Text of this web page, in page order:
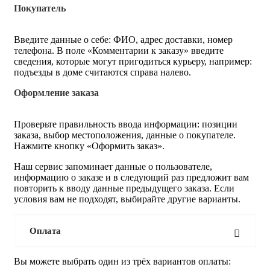
Покупатель
Введите данные о себе: ФИО, адрес доставки, номер
телефона. В поле «Комментарии к заказу» введите
сведения, которые могут пригодиться курьеру, например:
подъезды в доме считаются справа налево.
Оформление заказа
Проверьте правильность ввода информации: позиции
заказа, выбор местоположения, данные о покупателе.
Нажмите кнопку «Оформить заказ».
Наш сервис запоминает данные о пользователе,
информацию о заказе и в следующий раз предложит вам
повторить к вводу данные предыдущего заказа. Если
условия вам не подходят, выбирайте другие варианты.
Оплата
Вы можете выбрать один из трёх вариантов оплаты: